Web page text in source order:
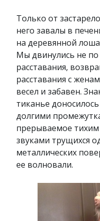
Только от
него завалы в
на деревянной
Мы двинулись не
расставания,
расставания с
весел и забавен.
тиканье
долгими
прерываемое
звуками трущихся
металлических
ее волновали.